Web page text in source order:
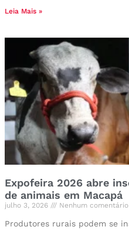
Leia Mais »
Expofeira 2026 abre
de animais em Macapá
julho 3, 2026 Nenhum comentário
Produtores rurais podem se